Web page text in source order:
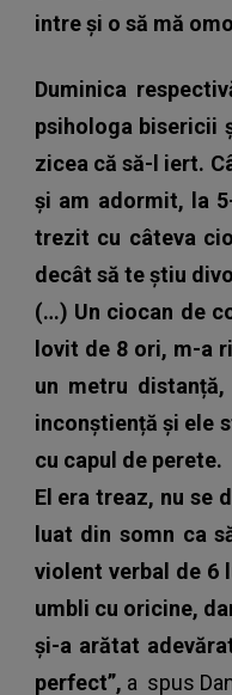
intre și o să mă
Duminica
psihologa bisericii
zicea că să-l iert.
și am adormit, la
trezit cu câteva
decât să te știu
(…) Un ciocan de
lovit de 8 ori, m-a
un metru
inconștiență și ele
cu capul de perete.
El era treaz, nu se
luat din somn ca
violent verbal de 6
umbli cu oricine,
și-a arătat
perfect”, a spus